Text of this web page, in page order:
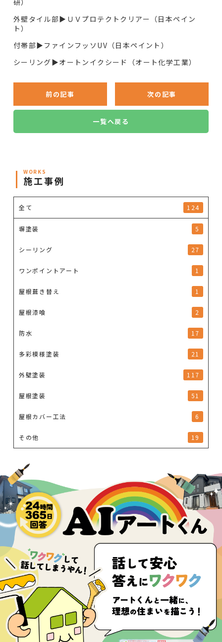
研）
外壁タイル部▶︎ＵＶプロテクトクリアー（日本ペイン
ト）
付帯部▶︎ファインフッソUV（日本ペイント）
シーリング▶︎オートンイクシード（オート化学工業）
前の記事 次の記事
一覧へ戻る
WORKS
施工事例
全て 124
塀塗装 5
シーリング 27
ワンポイントアート 1
屋根葺き替え 1
屋根漆喰 2
防水 17
多彩模様塗装 21
外壁塗装 117
屋根塗装 51
屋根カバー工法 6
その他 19